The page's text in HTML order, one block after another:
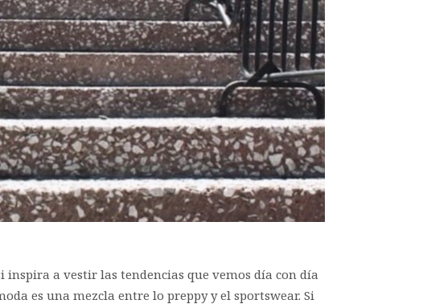
a vestir las tendencias que vemos día con día
es una mezcla entre lo preppy y el sportswear. Si